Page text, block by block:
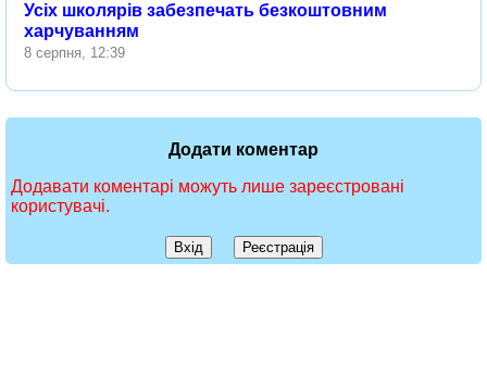
Усіх школярів забезпечать безкоштовним
харчуванням
8 серпня, 12:39
Додати коментар
Додавати коментарі можуть лише зареєстровані
користувачі.
Вхід Реєстрація